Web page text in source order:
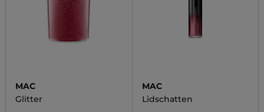
MAC
Glitter
MAC
Lidschatten